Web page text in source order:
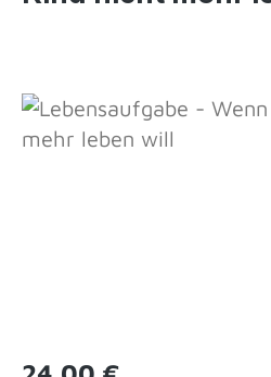
Bildergalerie
Regulärer Preis: